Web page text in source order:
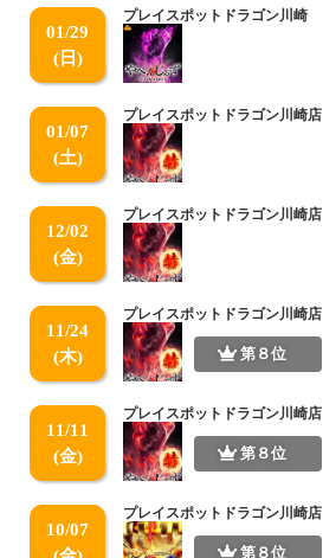
01/29
(日)
プレイスポットドラゴン川崎
01/07
(土)
プレイスポットドラゴン川崎店
12/02
(金)
プレイスポットドラゴン川崎店
11/24
(木)
プレイスポットドラゴン川崎店
第８位
11/11
(金)
プレイスポットドラゴン川崎店
第８位
10/07
プレイスポットドラゴン川崎店
第８位